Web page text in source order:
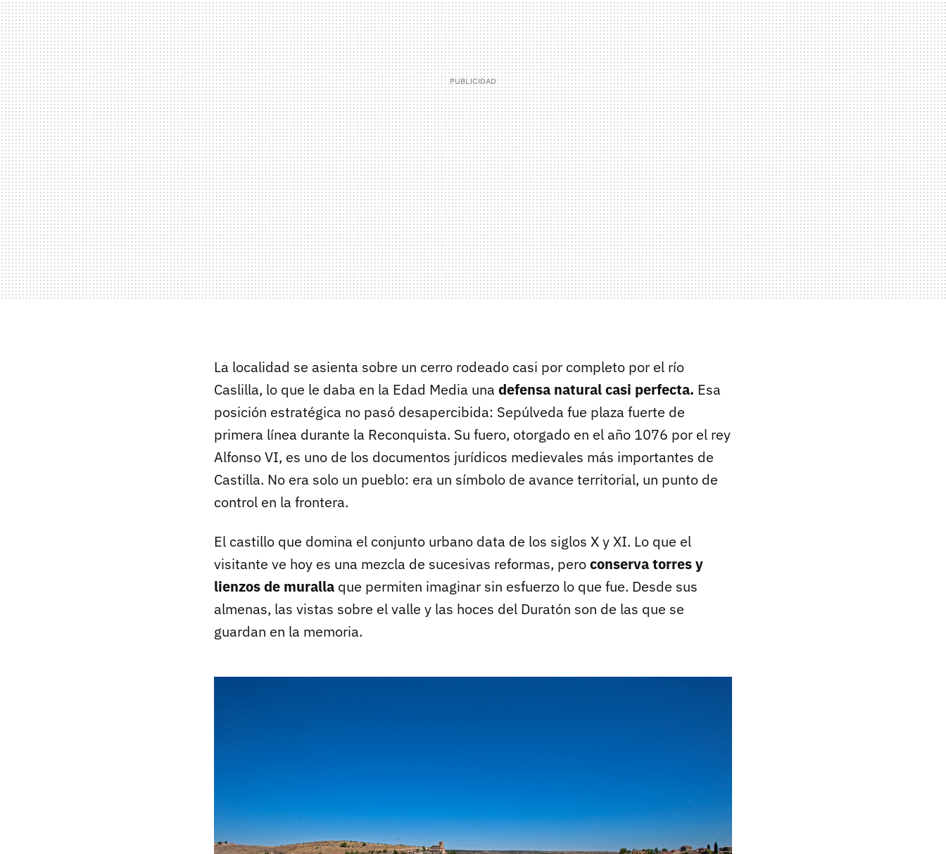
La localidad se asienta sobre un cerro rodeado casi por completo por el río
Caslilla, lo que le daba en la Edad Media una defensa natural casi perfecta. Esa
posición estratégica no pasó desapercibida: Sepúlveda fue plaza fuerte de
primera línea durante la Reconquista. Su fuero, otorgado en el año 1076 por el rey
Alfonso VI, es uno de los documentos jurídicos medievales más importantes de
Castilla. No era solo un pueblo: era un símbolo de avance territorial, un punto de
control en la frontera.
El castillo que domina el conjunto urbano data de los siglos X y XI. Lo que el
visitante ve hoy es una mezcla de sucesivas reformas, peroconserva torres y
lienzos de muralla que permiten imaginar sin esfuerzo lo que fue. Desde sus
almenas, las vistas sobre el valle y las hoces del Duratón son de las que se
guardan en la memoria.